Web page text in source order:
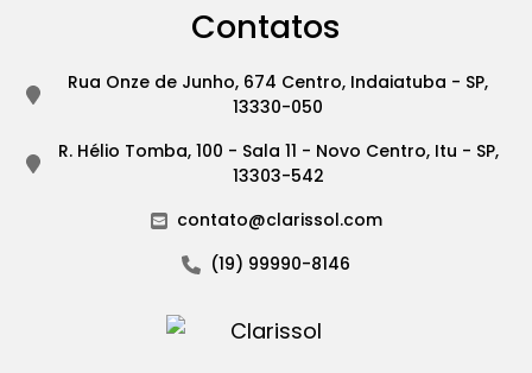
Contatos
Rua Onze de Junho, 674 Centro, Indaiatuba - SP,
13330-050
R. Hélio Tomba, 100 - Sala 11 - Novo Centro, Itu - SP,
13303-542
contato@clarissol.com
(19) 99990-8146